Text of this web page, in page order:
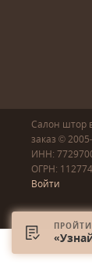
Салон штор
заказ ©
ИНН:
ОГРН:
Войти
ПРОЙТИ